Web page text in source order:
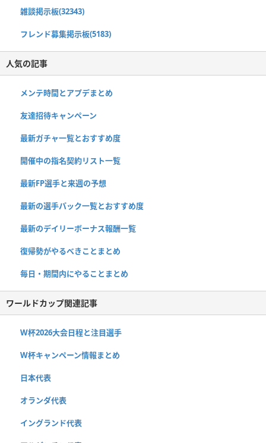
雑談掲示板(32343)
フレンド募集掲示板(5183)
人気の記事
メンテ時間とアプデまとめ
友達招待キャンペーン
最新ガチャ一覧とおすすめ度
開催中の指名契約リスト一覧
最新FP選手と来週の予想
最新の選手パック一覧とおすすめ度
最新のデイリーボーナス報酬一覧
復帰勢がやるべきことまとめ
毎日・期間内にやることまとめ
ワールドカップ関連記事
W杯2026大会日程と注目選手
W杯キャンペーン情報まとめ
日本代表
オランダ代表
イングランド代表